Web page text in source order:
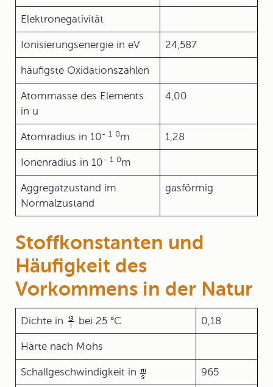
Elektronegativität
Ionisierungsenergie in eV 24,587
häufigste Oxidationszahlen
Atommasse des Elements
in u
4,00
Atomradius in 10- 1 0m 1,28
Ionenradius in 10- 1 0m
Aggregatzustand im
Normalzustand
gasförmig
Stoffkonstanten und
Häufigkeit des
Vorkommens in der Natur
Dichte in bei 25 °C 0,18
Härte nach Mohs
Schallgeschwindigkeit in 965